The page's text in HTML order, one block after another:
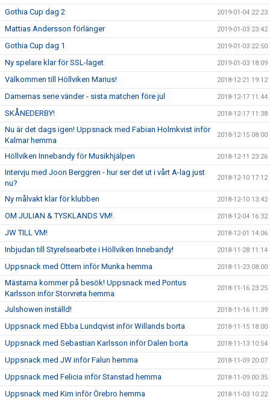
Gothia Cup dag 2 2019-01-04 22:23
Mattias Andersson förlänger 2019-01-03 23:42
Gothia Cup dag 1 2019-01-03 22:50
Ny spelare klar för SSL-laget 2019-01-03 18:09
Välkommen till Höllviken Marius! 2018-12-21 19:12
Damernas serie vänder - sista matchen före jul 2018-12-17 11:44
SKÅNEDERBY! 2018-12-17 11:38
Nu är det dags igen! Uppsnack med Fabian Holmkvist inför
Kalmar hemma
2018-12-15 08:00
Höllviken Innebandy för Musikhjälpen 2018-12-11 23:26
Intervju med Joon Berggren - hur ser det ut i vårt A-lag just
nu?
2018-12-10 17:12
Ny målvakt klar för klubben 2018-12-10 13:42
OM JULIAN & TYSKLANDS VM! 2018-12-04 16:32
JW TILL VM! 2018-12-01 14:06
Inbjudan till Styrelsearbete i Höllviken Innebandy! 2018-11-28 11:14
Uppsnack med Ottern inför Munka hemma 2018-11-23 08:00
Mästarna kommer på besök! Uppsnack med Pontus
Karlsson inför Storvreta hemma
2018-11-16 23:25
Julshowen inställd! 2018-11-16 11:39
Uppsnack med Ebba Lundqvist inför Willands borta 2018-11-15 18:00
Uppsnack med Sebastian Karlsson inför Dalen borta 2018-11-13 10:54
Uppsnack med JW inför Falun hemma 2018-11-09 20:07
Uppsnack med Felicia inför Stanstad hemma 2018-11-09 00:35
Uppsnack med Kim inför Örebro hemma 2018-11-03 10:22